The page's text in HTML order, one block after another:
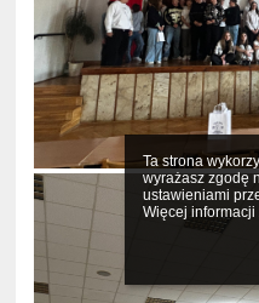
Ta strona
wyrażasz zgodę
ustawieniami
Więcej